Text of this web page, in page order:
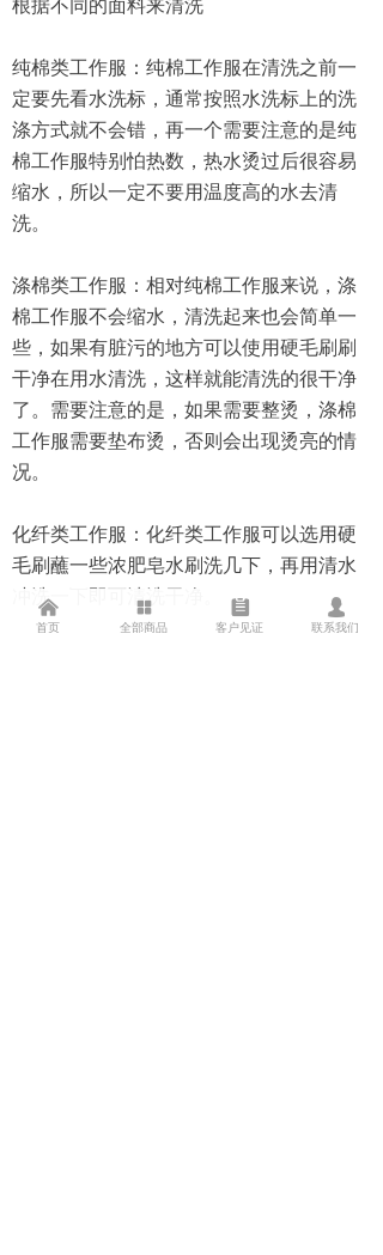
纯棉类工作服：纯棉工作服在清洗之前一
定要先看水洗标，通常按照水洗标上的洗
涤方式就不会错，再一个需要注意的是纯
棉工作服特别怕热数，热水烫过后很容易
缩水，所以一定不要用温度高的水去清
洗。
涤棉类工作服：相对纯棉工作服来说，涤
棉工作服不会缩水，清洗起来也会简单一
些，如果有脏污的地方可以使用硬毛刷刷
干净在用水清洗，这样就能清洗的很干净
了。需要注意的是，如果需要整烫，涤棉
工作服需要垫布烫，否则会出现烫亮的情
况。
化纤类工作服：化纤类工作服可以选用硬
毛刷蘸一些浓肥皂水刷洗几下，再用清水
冲洗一下即可清洗干净。
낀
首页
넒
全部商品
뀳
客户见证
넙
联系我们